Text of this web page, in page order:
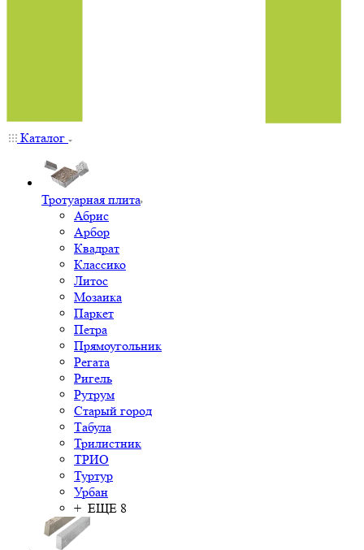
Каталог
Тротуарная плита
Абрис
Арбор
Квадрат
Классико
Литос
Мозаика
Паркет
Петра
Прямоугольник
Регата
Ригель
Рутрум
Старый город
Табула
Трилистник
ТРИО
Туртур
Урбан
+ ЕЩЕ 8